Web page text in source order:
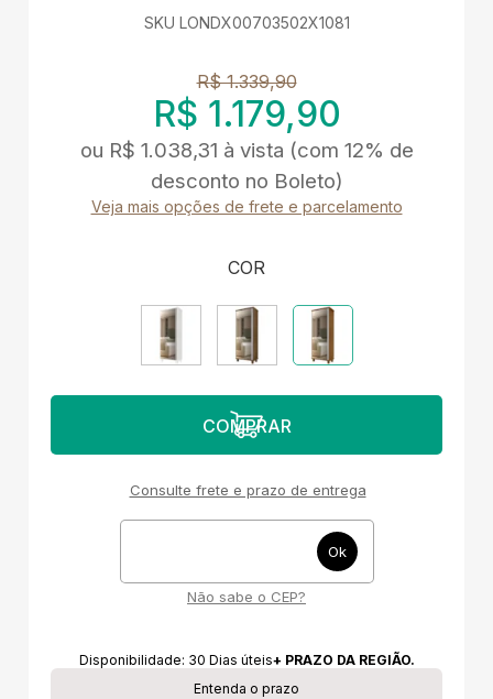
SKU LONDX00703502X1081
R$ 1.339,90
R$ 1.179,90
ou R$ 1.038,31 à vista (com 12% de
desconto no Boleto)
Veja mais opções de frete e parcelamento
COR
Consulte frete e prazo de entrega
Não sabe o CEP?
Disponibilidade: 30 Dias úteis+ PRAZO DA REGIÃO.
Entenda o prazo